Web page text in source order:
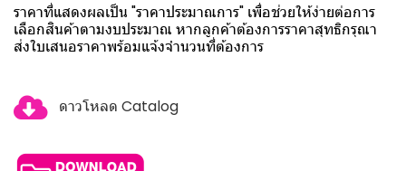
ราคาที่แสดงผลเป็น "ราคาประมาณการ" เพื่อช่วยให้ง่ายต่อการ
เลือกสินค้าตามงบประมาณ หากลูกค้าต้องการราคาสุทธิกรุณา
ส่งใบเสนอราคาพร้อมแจ้งจำนวนที่ต้องการ
ดาวโหลด Catalog